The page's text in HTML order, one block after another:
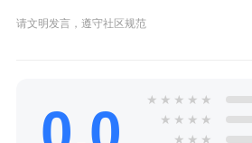
请文明发言，遵守社区规范
★ ★ ★ ★ ★
★ ★ ★ ★
★ ★ ★